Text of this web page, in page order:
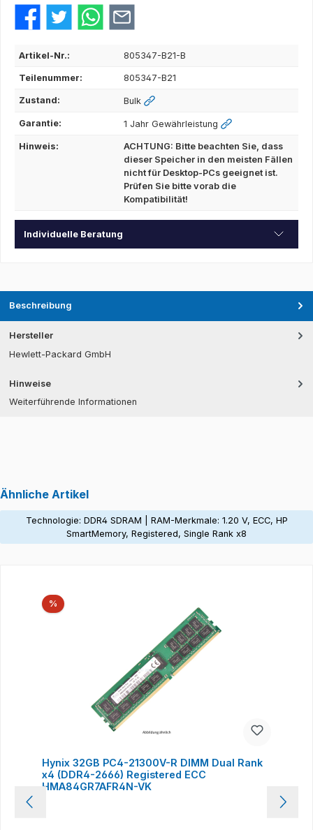
Artikel-Nr.: 805347-B21-B
Teilenummer: 805347-B21
Zustand: Bulk
Garantie: 1 Jahr Gewährleistung
Hinweis:
ACHTUNG: Bitte beachten Sie, dass
dieser Speicher in den meisten Fällen
nicht für Desktop-PCs geeignet ist.
Prüfen Sie bitte vorab die
Kompatibilität!
Individuelle Beratung
Beschreibung
Hersteller
Hewlett-Packard GmbH
Hinweise
Weiterführende Informationen
Ähnliche Artikel
Technologie: DDR4 SDRAM | RAM-Merkmale: 1.20 V, ECC, HP
SmartMemory, Registered, Single Rank x8
%Rabatt
Hynix 32GB PC4-21300V-R DIMM Dual Rank
x4 (DDR4-2666) Registered ECC
HMA84GR7AFR4N-VK